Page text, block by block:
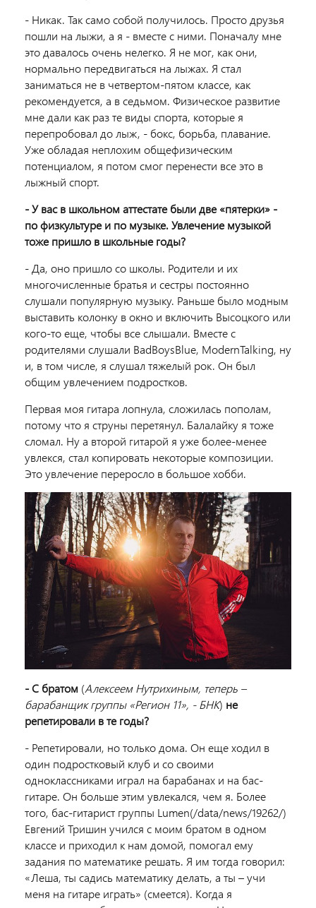
- Никак. Так само собой получилось. Просто друзья
пошли на лыжи, а я - вместе с ними. Поначалу мне
это давалось очень нелегко. Я не мог, как они,
нормально передвигаться на лыжах. Я стал
заниматься не в четвертом-пятом классе, как
рекомендуется, а в седьмом. Физическое развитие
мне дали как раз те виды спорта, которые я
перепробовал до лыж, - бокс, борьба, плавание.
Уже обладая неплохим общефизическим
потенциалом, я потом смог перенести все это в
лыжный спорт.
- У вас в школьном аттестате были две «пятерки» -
по физкультуре и по музыке. Увлечение музыкой
тоже пришло в школьные годы?
- Да, оно пришло со школы. Родители и их
многочисленные братья и сестры постоянно
слушали популярную музыку. Раньше было модным
выставить колонку в окно и включить Высоцкого или
кого-то еще, чтобы все слышали. Вместе с
родителями слушали BadBoysBlue, ModernTalking, ну
и, в том числе, я слушал тяжелый рок. Он был
общим увлечением подростков.
Первая моя гитара лопнула, сложилась пополам,
потому что я струны перетянул. Балалайку я тоже
сломал. Ну а второй гитарой я уже более-менее
увлекся, стал копировать некоторые композиции.
Это увлечение переросло в большое хобби.
- С братом (Алексеем Нутрихиным, теперь –
барабанщик группы «Регион 11», - БНК) не
репетировали в те годы?
- Репетировали, но только дома. Он еще ходил в
один подростковый клуб и со своими
одноклассниками играл на барабанах и на бас-
гитаре. Он больше этим увлекался, чем я. Более
того, бас-гитарист группы Lumen(/data/news/19262/)
Евгений Тришин учился с моим братом в одном
классе и приходил к нам домой, помогал ему
задания по математике решать. Я им тогда говорил:
«Леша, ты садись математику делать, а ты – учи
меня на гитаре играть» (смеется). Когда я